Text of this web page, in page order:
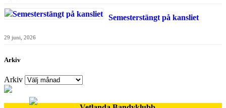
Semesterstängt på kansliet
29 juni, 2026
Arkiv
Arkiv